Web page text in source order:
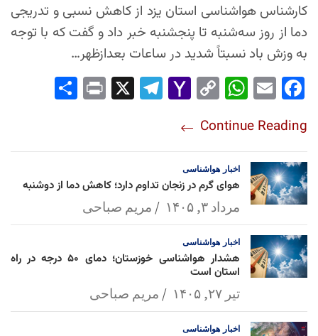
کارشناس هواشناسی استان یزد از کاهش نسبی و تدریجی
دما از روز سه‌شنبه تا پنجشنبه خبر داد و گفت که با توجه
به وزش باد نسبتاً شدید در ساعات بعدازظهر…
Fac
ok
Em
Wh
Ap
p
Co
Lin
k
Yah
l
Tel
Pri
Continue Reading
اخبار هواشناسی
هوای گرم در زنجان تداوم دارد؛ کاهش دما از دوشنبه
مرداد ۳, ۱۴۰۵ مریم صباحی
اخبار هواشناسی
هشدار هواشناسی خوزستان؛ دمای ۵۰ درجه در راه
استان است
تیر ۲۷, ۱۴۰۵ مریم صباحی
اخبار هواشناسی